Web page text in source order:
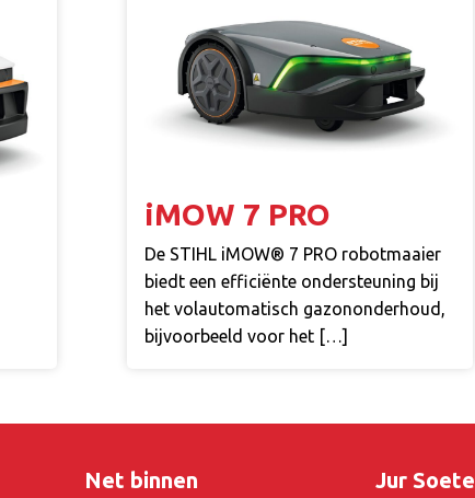
iMOW 7 PRO
De STIHL iMOW® 7 PRO robotmaaier
biedt een efficiënte ondersteuning bij
het volautomatisch gazononderhoud,
bijvoorbeeld voor het […]
Net binnen Jur